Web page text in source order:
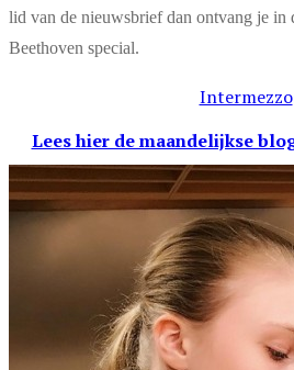
lid van de nieuwsbrief dan ontvang je in
Beethoven special.
Intermezzo
Lees hier de maandelijkse